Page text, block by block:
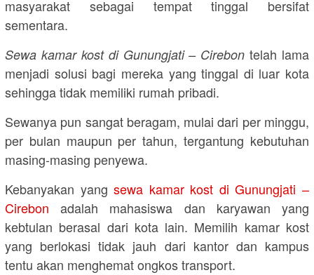
masyarakat sebagai tempat tinggal bersifat
sementara.
Sewa kamar kost di Gunungjati – Cirebon telah lama
menjadi solusi bagi mereka yang tinggal di luar kota
sehingga tidak memiliki rumah pribadi.
Sewanya pun sangat beragam, mulai dari per minggu,
per bulan maupun per tahun, tergantung kebutuhan
masing-masing penyewa.
Kebanyakan yangsewa kamar kost di Gunungjati –
Cirebon adalah mahasiswa dan karyawan yang
kebtulan berasal dari kota lain. Memilih kamar kost
yang berlokasi tidak jauh dari kantor dan kampus
tentu akan menghemat ongkos transport.